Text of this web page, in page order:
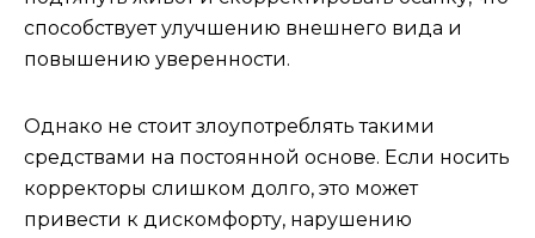
способствует улучшению внешнего вида и
повышению уверенности.
Однако не стоит злоупотреблять такими
средствами на постоянной основе. Если носить
корректоры слишком долго, это может
привести к дискомфорту, нарушению